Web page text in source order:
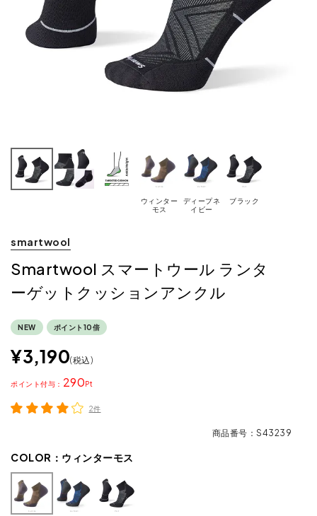
ウィンター
モス
ディープネ
イビー
ブラック
smartwool
Smartwool スマートウール ランタ
ーゲットクッションアンクル
NEW ポイント10倍
¥3,190 税込
290
ポイント
2件
商品番号 S43239
COLOR： ウィンターモス